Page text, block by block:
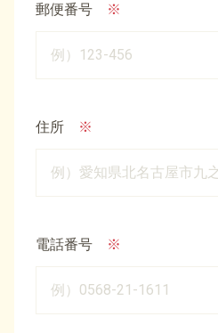
郵便番号 ※
住所 ※
電話番号 ※